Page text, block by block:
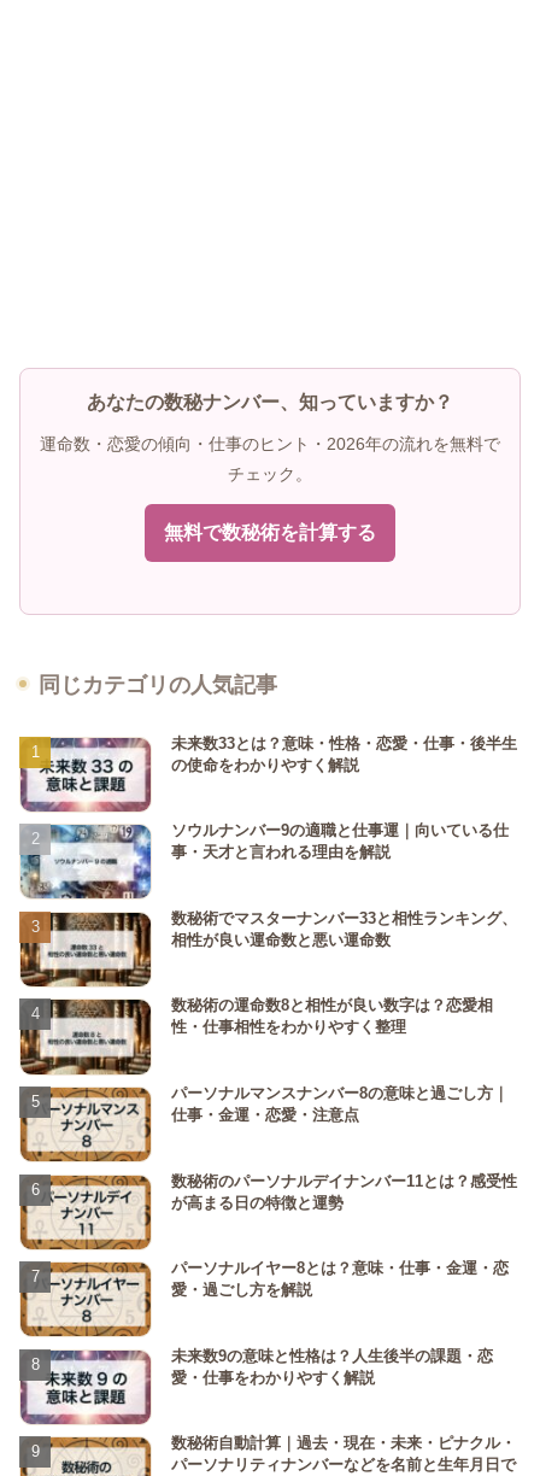
あなたの数秘ナンバー、知っていますか？
運命数・恋愛の傾向・仕事のヒント・2026年の流れを無料で
チェック。
無料で数秘術を計算する
同じカテゴリの人気記事
未来数33とは？意味・性格・恋愛・仕事・後半生
の使命をわかりやすく解説
ソウルナンバー9の適職と仕事運｜向いている仕
事・天才と言われる理由を解説
数秘術でマスターナンバー33と相性ランキング、
相性が良い運命数と悪い運命数
数秘術の運命数8と相性が良い数字は？恋愛相
性・仕事相性をわかりやすく整理
パーソナルマンスナンバー8の意味と過ごし方｜
仕事・金運・恋愛・注意点
数秘術のパーソナルデイナンバー11とは？感受性
が高まる日の特徴と運勢
パーソナルイヤー8とは？意味・仕事・金運・恋
愛・過ごし方を解説
未来数9の意味と性格は？人生後半の課題・恋
愛・仕事をわかりやすく解説
数秘術自動計算｜過去・現在・未来・ピナクル・
パーソナリティナンバーなどを名前と生年月日で